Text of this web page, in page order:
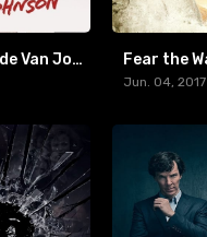
Jean-Claude Van Johnson Temporada 1 (2017)
Jun. 04, 2017